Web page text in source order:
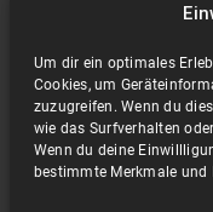
Um dir ein optimales
Cookies, um
zuzugreifen. Wenn du
wie das Surfverhalten
Wenn du deine
bestimmte Merkmale